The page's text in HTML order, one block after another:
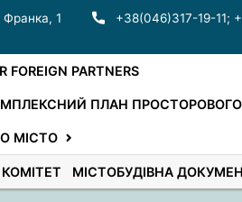
Франка, 1 +38(046)317-19-11;
FOREIGN PARTNERS
ПЛАН
МІСТО
МІСТОБУДІВНА